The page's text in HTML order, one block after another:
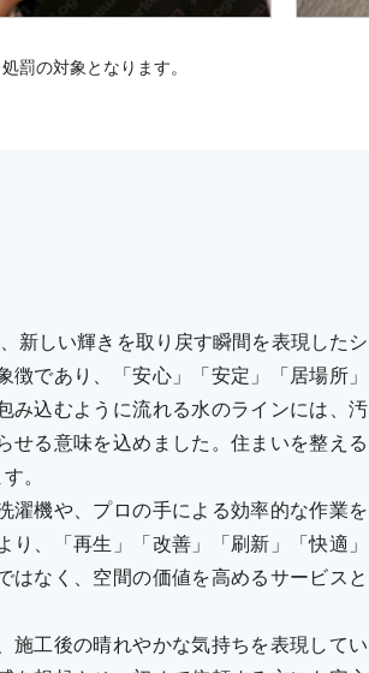
罰の対象となります。
新しい輝きを取り戻す瞬間を表現したシ
であり、「安心」「安定」「居場所」
み込むように流れる水のラインには、汚
る意味を込めました。住まいを整える
。
濯機や、プロの手による効率的な作業を
、「再生」「改善」「刷新」「快適」
なく、空間の価値を高めるサービスと
施工後の晴れやかな気持ちを表現してい